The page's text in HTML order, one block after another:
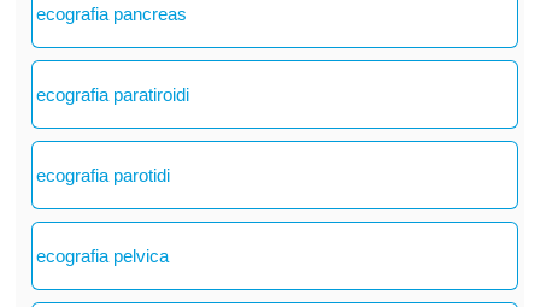
ecografia pancreas
ecografia paratiroidi
ecografia parotidi
ecografia pelvica